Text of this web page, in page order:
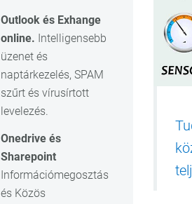
Outlook és Exhange
online. Intelligensebb
üzenet és
naptárkezelés, SPAM
szűrt és vírusírtott
levelezés.
Onedrive és
Sharepoint
Információmegosztás
és Közös